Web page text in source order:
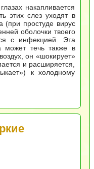
накапливается
этих слез уходят в
(при простуде вирус
оболочки твоего
с инфекцией. Эта
может течь также в
он «шокирует»
и расширяется,
к холодному